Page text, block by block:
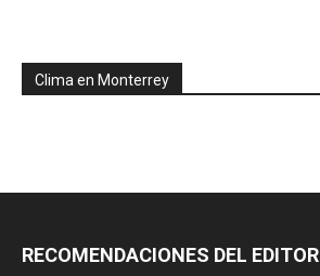
Clima en Monterrey
RECOMENDACIONES DEL EDITOR